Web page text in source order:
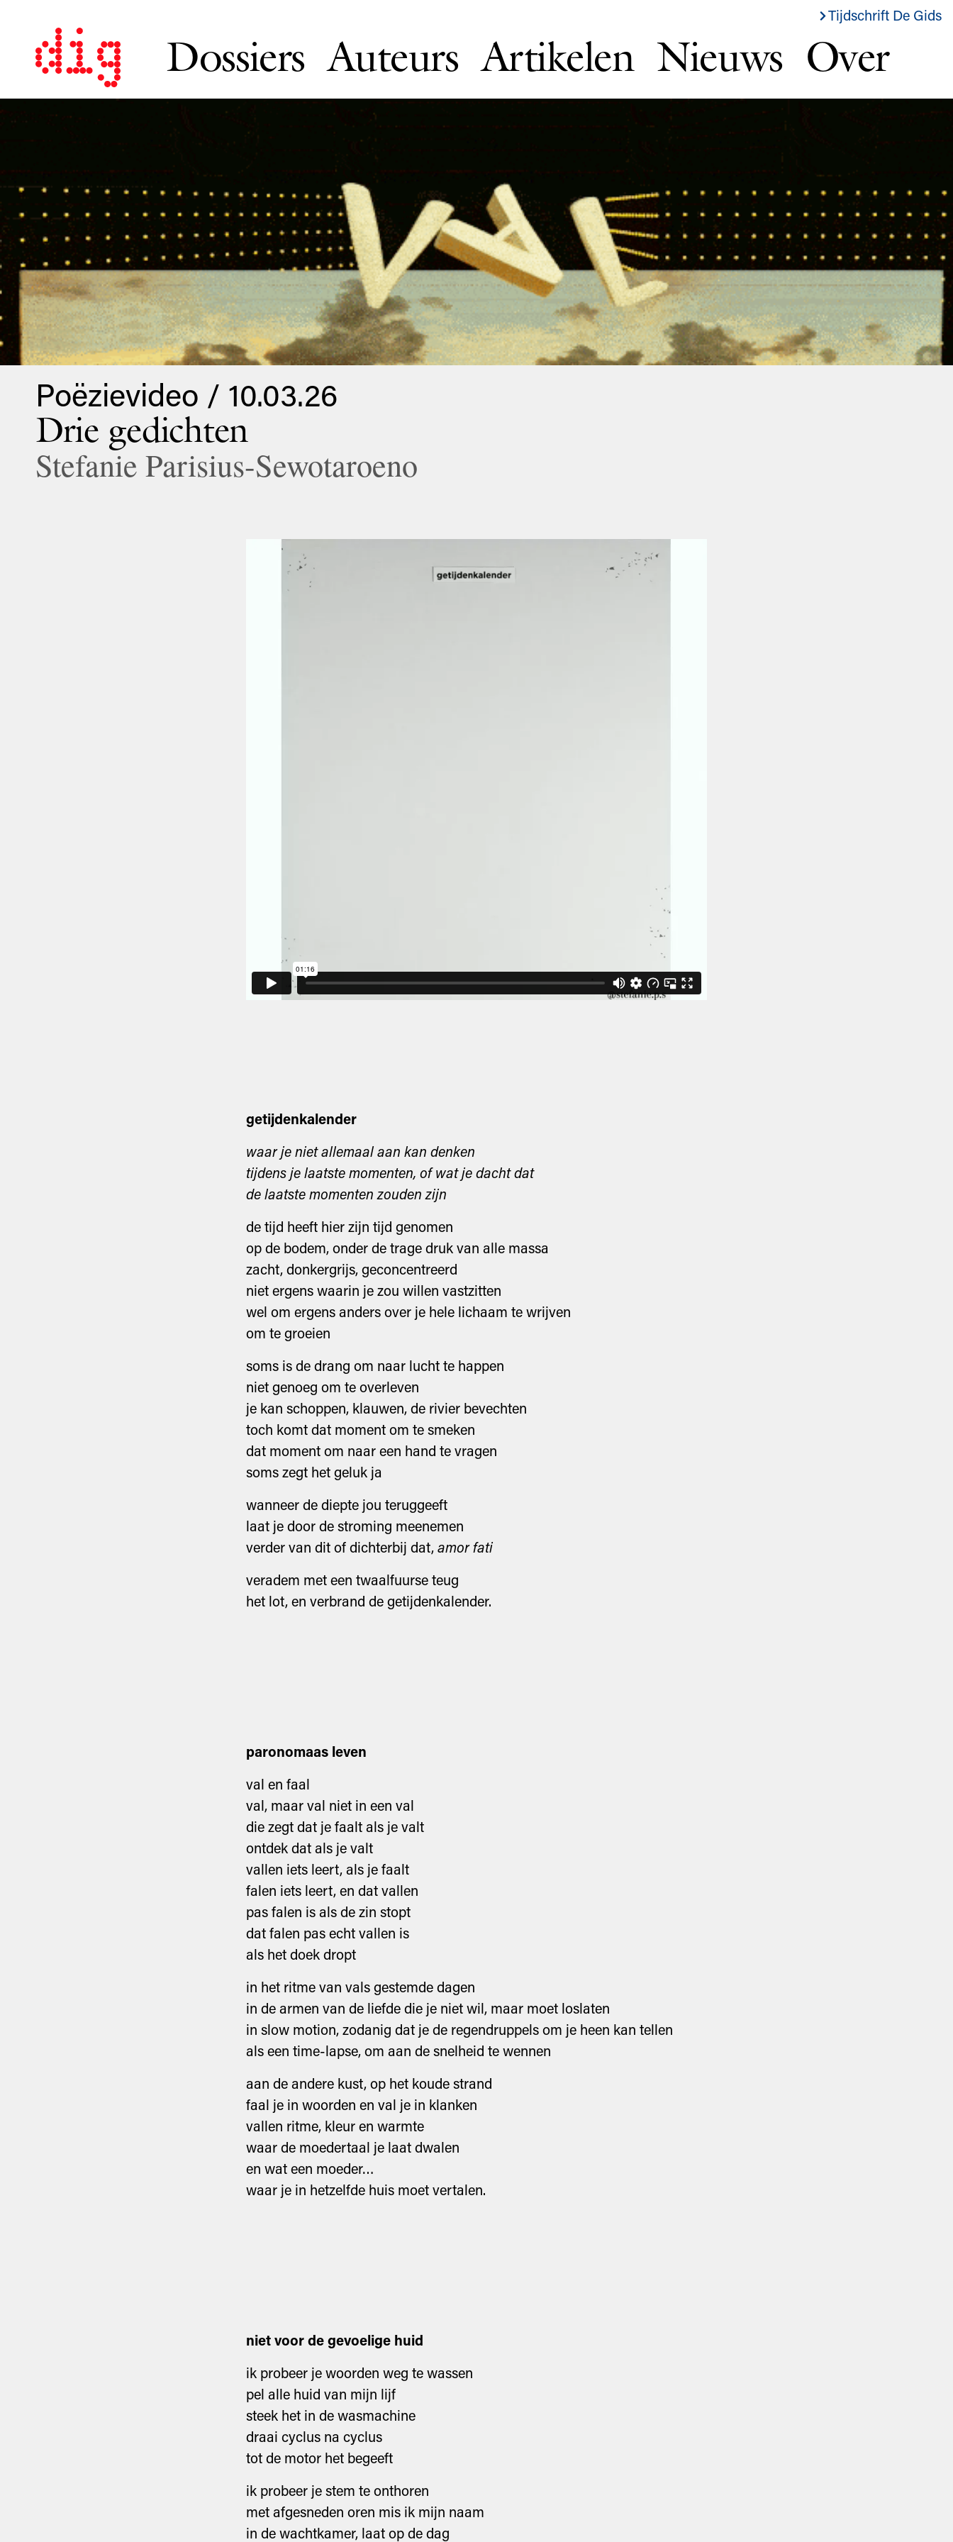
Tijdschrift De Gids
Dossiers Auteurs Artikelen Nieuws Over
Poëzievideo / 10.03.26
Drie gedichten
Stefanie Parisius-Sewotaroeno
getijdenkalender
waar je niet allemaal aan kan denken
tijdens je laatste momenten, of wat je dacht dat
de laatste momenten zouden zijn
de tijd heeft hier zijn tijd genomen
op de bodem, onder de trage druk van alle massa
zacht, donkergrijs, geconcentreerd
niet ergens waarin je zou willen vastzitten
wel om ergens anders over je hele lichaam te wrijven
om te groeien
soms is de drang om naar lucht te happen
niet genoeg om te overleven
je kan schoppen, klauwen, de rivier bevechten
toch komt dat moment om te smeken
dat moment om naar een hand te vragen
soms zegt het geluk ja
wanneer de diepte jou teruggeeft
laat je door de stroming meenemen
verder van dit of dichterbij dat,amor fati
veradem met een twaalfuurse teug
het lot, en verbrand de getijdenkalender.
paronomaas leven
val en faal
val, maar val niet in een val
die zegt dat je faalt als je valt
ontdek dat als je valt
vallen iets leert, als je faalt
falen iets leert, en dat vallen
pas falen is als de zin stopt
dat falen pas echt vallen is
als het doek dropt
in het ritme van vals gestemde dagen
in de armen van de liefde die je niet wil, maar moet loslaten
in slow motion, zodanig dat je de regendruppels om je heen kan tellen
als een time-lapse, om aan de snelheid te wennen
aan de andere kust, op het koude strand
faal je in woorden en val je in klanken
vallen ritme, kleur en warmte
waar de moedertaal je laat dwalen
en wat een moeder…
waar je in hetzelfde huis moet vertalen.
niet voor de gevoelige huid
ik probeer je woorden weg te wassen
pel alle huid van mijn lijf
steek het in de wasmachine
draai cyclus na cyclus
tot de motor het begeeft
ik probeer je stem te onthoren
met afgesneden oren mis ik mijn naam
in de wachtkamer, laat op de dag